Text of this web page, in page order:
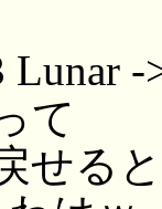
Lunar -
て
せる